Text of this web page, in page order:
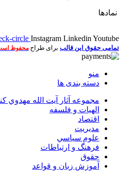
نمادها
circle Instagram Linkedin Youtube
تمامی حقوق این قالب برای طراح محفوظ
منو
دسته بندی ها
مجموعه آثار آيت الله مهدوي
الهیات و فلسفه
اقتصاد
مديريت
علوم سياسي
فرهنگ و ارتباطات
حقوق
آموزش زبان و قواعد